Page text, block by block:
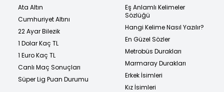
Ata Altın
Cumhuriyet Altını
22 Ayar Bilezik
1 Dolar Kaç TL
1 Euro Kaç TL
Canlı Maç Sonuçları
Süper Lig Puan Durumu
Eş Anlamlı Kelimeler
Sözlüğü
Hangi Kelime Nasıl Yazılır?
En Güzel Sözler
Metrobüs Durakları
Marmaray Durakları
Erkek İsimleri
Kız İsimleri